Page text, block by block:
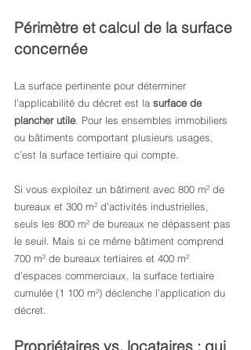
Périmètre et calcul de la surface
concernée
La surface pertinente pour déterminer
l’applicabilité du décret est la surface de
plancher utile. Pour les ensembles immobiliers
ou bâtiments comportant plusieurs usages,
c’est la surface tertiaire qui compte.
Si vous exploitez un bâtiment avec 800 m² de
bureaux et 300 m² d’activités industrielles,
seuls les 800 m² de bureaux ne dépassent pas
le seuil. Mais si ce même bâtiment comprend
700 m² de bureaux tertiaires et 400 m²
d’espaces commerciaux, la surface tertiaire
cumulée (1 100 m²) déclenche l’application du
décret.